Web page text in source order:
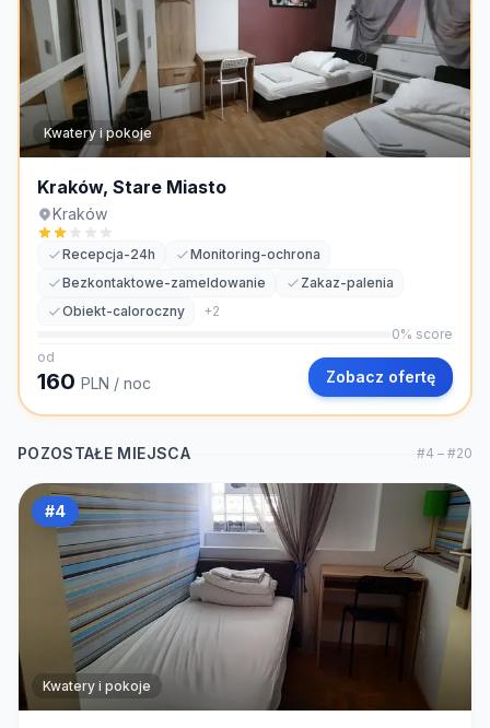
Kwatery i pokoje
Kraków, Stare Miasto
Kraków
Recepcja-24h
Monitoring-ochrona
Bezkontaktowe-zameldowanie
Zakaz-palenia
Obiekt-caloroczny
+2
0% score
od
160 PLN / noc Zobacz ofertę
POZOSTAŁE MIEJSCA #4 – #20
#4
Kwatery i pokoje